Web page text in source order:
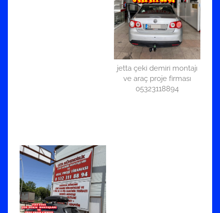
jetta çeki demiri montajı
ve araç proje firması
05323118894